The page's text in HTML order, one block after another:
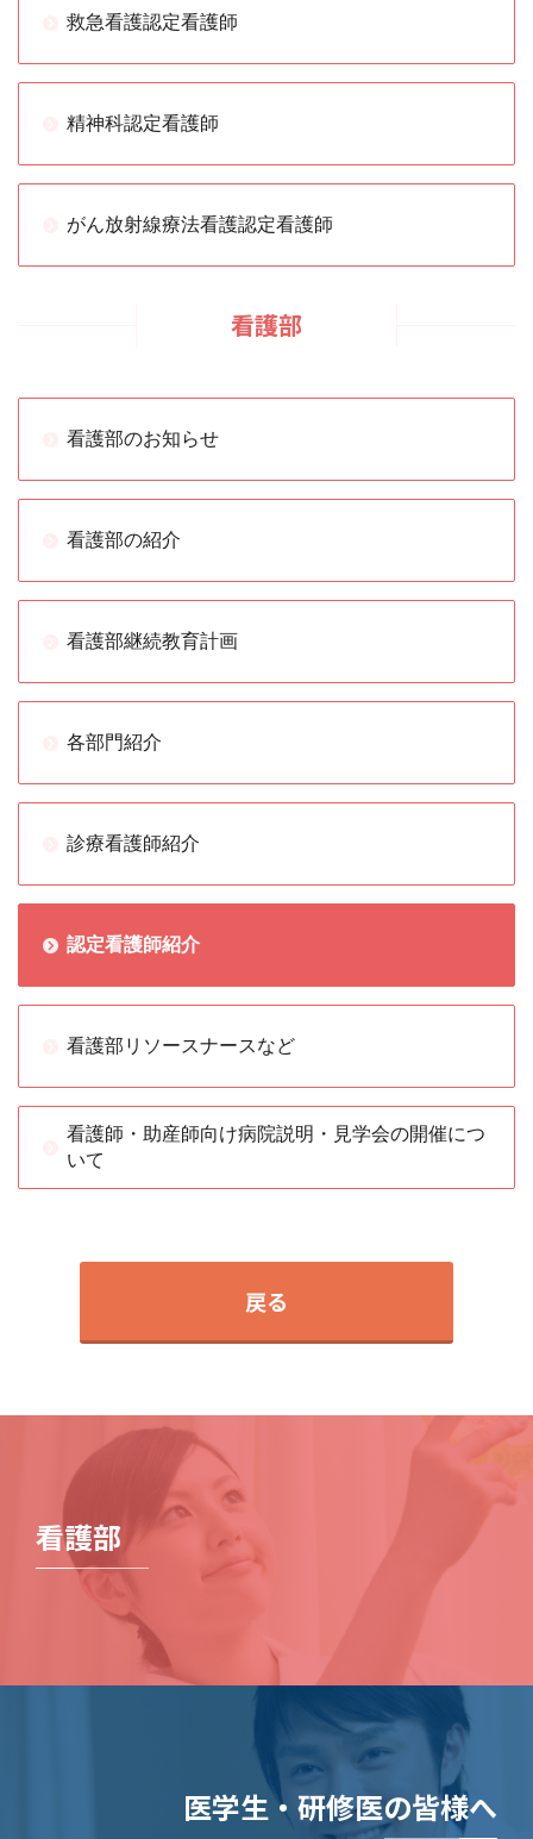
救急看護認定看護師
精神科認定看護師
がん放射線療法看護認定看護師
看護部
看護部のお知らせ
看護部の紹介
看護部継続教育計画
各部門紹介
診療看護師紹介
認定看護師紹介
看護部リソースナースなど
看護師・助産師向け病院説明・見学会の開催につ
いて
戻る
看護部
医学生・研修医の皆様へ